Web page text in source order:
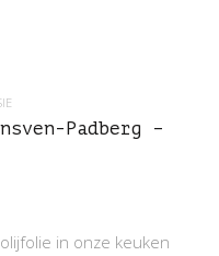
Padberg –
in onze keuken